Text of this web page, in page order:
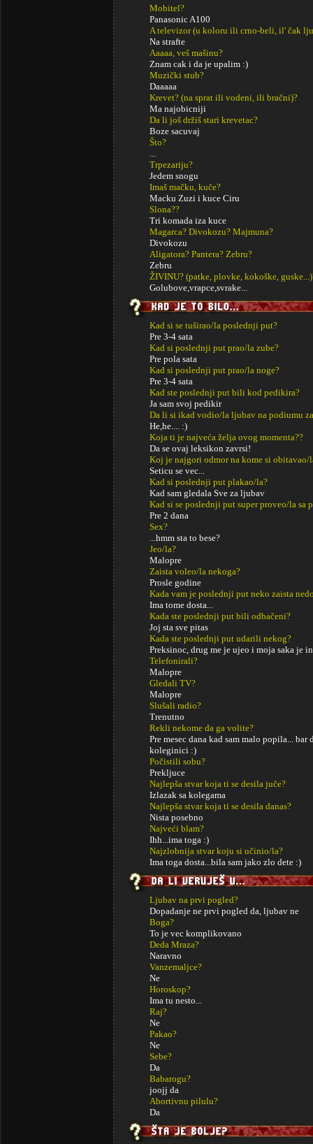
Mobitel?
Panasonic A100
A televizor (u koloru ili crno-beli, il' čak
Na strafte
Aaaaa, veš mašinu?
Znam cak i da je upalim :)
Muzički stub?
Daaaaa
Krevet? (na sprat ili vodeni, ili bračni)?
Ma najobicniji
Da li još držiš stari krevetac?
Boze sacuvaj
Što?
...
Trpezariju?
Jedem snogu
Imaš mačku, kuče?
Macku Zuzi i kuce Ciru
Slona??
Tri komada iza kuce
Magarca? Divokozu? Majmuna?
Divokozu
Aligatora? Pantera? Zebru?
Zebru
ŽIVINU? (patke, plovke, kokoške,
Golubove,vrapce,svrake...
Kad si se tuširao/la poslednji put?
Pre 3-4 sata
Kad si poslednji put prao/la zube?
Pre pola sata
Kad si poslednji put prao/la noge?
Pre 3-4 sata
Kad ste poslednji put bili kod pedikira?
Ja sam svoj pedikir
Da li si ikad vodio/la ljubav na podiumu
He,he.... :)
Koja ti je najveća želja ovog momenta??
Da se ovaj leksikon zavrsi!
Koj je najgori odmor na kome si obitavao/
Seticu se vec...
Kad si poslednji put plakao/la?
Kad sam gledala Sve za ljubav
Kad si se poslednji put super proveo/la sa
Pre 2 dana
Sex?
...hmm sta to bese?
Jeo/la?
Malopre
Zaista voleo/la nekoga?
Prosle godine
Kada vam je poslednji put neko zaista
Ima tome dosta...
Kada ste poslednji put bili odbačeni?
Joj sta sve pitas
Kada ste poslednji put udarili nekog?
Preksinoc, drug me je ujeo i moja saka je
Telefonirali?
Malopre
Gledali TV?
Malopre
Slušali radio?
Trenutno
Rekli nekome da ga volite?
Pre mesec dana kad sam malo popila...
koleginici :)
Počistili sobu?
Prekljuce
Najlepša stvar koja ti se desila juče?
Izlazak sa kolegama
Najlepša stvar koja ti se desila danas?
Nista posebno
Najveći blam?
Ihh...ima toga :)
Najzlobnija stvar koju si učinio/la?
Ima toga dosta...bila sam jako zlo dete :)
Ljubav na prvi pogled?
Dopadanje ne prvi pogled da, ljubav ne
Boga?
To je vec komplikovano
Deda Mraza?
Naravno
Vanzemaljce?
Ne
Horoskop?
Ima tu nesto...
Raj?
Ne
Pakao?
Ne
Sebe?
Da
Babarogu?
joojj da
Abortivnu pilulu?
Da